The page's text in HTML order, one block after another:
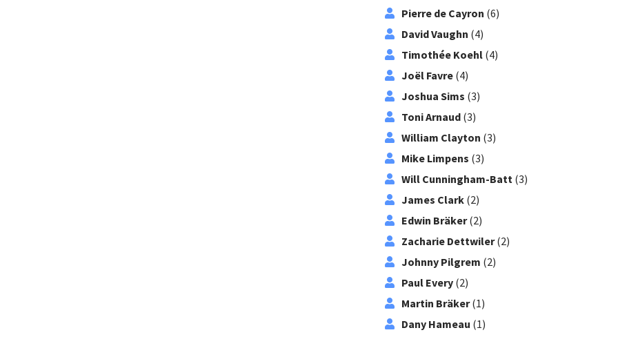
Pierre de Cayron (6)
David Vaughn (4)
Timothée Koehl(4)
Joël Favre(4)
Joshua Sims (3)
Toni Arnaud(3)
William Clayton (3)
Mike Limpens (3)
Will Cunningham-Batt(3)
James Clark(2)
Edwin Bräker(2)
Zacharie Dettwiler(2)
Johnny Pilgrem (2)
Paul Every(2)
Martin Bräker(1)
Dany Hameau (1)